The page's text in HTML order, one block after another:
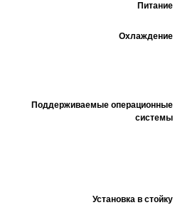
Питание
Охлаждение
Поддерживаемые операционные
системы
Установка в стойку